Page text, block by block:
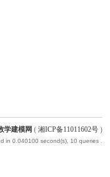
学建模网 ( 湘ICP备11011602号)
in 0.040100 second(s), 10 queries .